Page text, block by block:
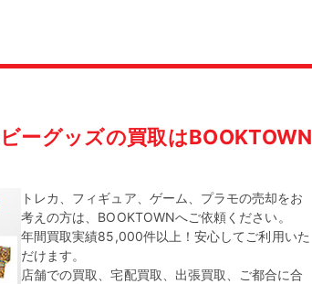
ーグッズの買取はBOOKTOWN
トレカ、フィギュア、ゲーム、プラモの売却をお
考えの方は、BOOKTOWNへご依頼ください。
年間買取実績85,000件以上！安心してご利用いた
だけます。
店舗での買取、宅配買取、出張買取、ご都合に合